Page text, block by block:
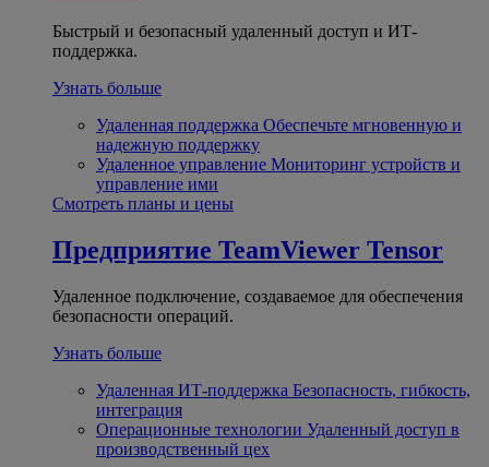
Быстрый и безопасный удаленный доступ и ИТ-
поддержка.
Узнать больше
Удаленная поддержка Обеспечьте мгновенную и
надежную поддержку
Удаленное управление Мониторинг устройств и
управление ими
Смотреть планы и цены
Предприятие TeamViewer Tensor
Удаленное подключение, создаваемое для обеспечения
безопасности операций.
Узнать больше
Удаленная ИТ-поддержка Безопасность, гибкость,
интеграция
Операционные технологии Удаленный доступ в
производственный цех